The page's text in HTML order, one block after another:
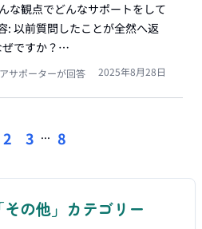
な観点でどんなサポートをして
: 以前質問したことが全然へ返
ぜですか？…
サポーターが回答 2025年8月28日
2 3 ... 8
の他」カテゴリー